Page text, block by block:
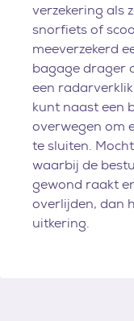
verzekering als
snorfiets of
meeverzekerd
bagage drager
een
kunt naast een
overwegen om
te sluiten.
waarbij de
gewond raakt
overlijden, dan
uitkering.